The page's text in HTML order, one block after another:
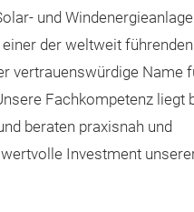
und
der weltweit
vertrauenswürdige Name
Fachkompetenz liegt
beraten praxisnah und
Investment